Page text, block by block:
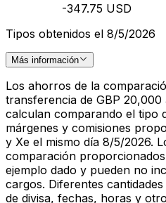
-347.75 USD
Tipos obtenidos el 8/5/2026
Más información
Los ahorros de la
transferencia de GBP
calculan comparando el tipo
márgenes y comisiones
y Xe el mismo día 8/5/2026.
comparación
ejemplo dado y pueden no
cargos. Diferentes
de divisa, fechas, horas y